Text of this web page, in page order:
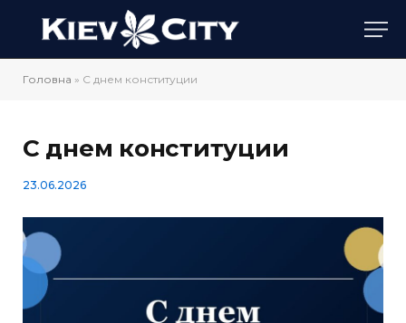
Головна » С днем конституции
С днем конституции
23.06.2026